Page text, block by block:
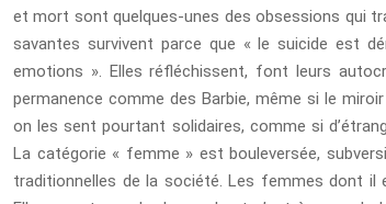
et mort sont quelques-unes des obsessions qui
savantes survivent parce que « le suicide est
emotions ». Elles réfléchissent, font leurs
permanence comme des Barbie, même si le
on les sent pourtant solidaires, comme si
La catégorie « femme » est bouleversée,
traditionnelles de la société. Les femmes dont il